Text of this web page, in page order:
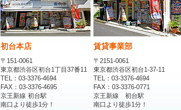
初台本店
〒151-0061
東京都渋谷区初台1丁目37番11
TEL：03-3376-4694
FAX：03-3376-4695
京王新線 初台駅
南口より徒歩1分！
賃貸事業部
〒2151-0061
東京都渋谷区初台1-37-11
TEL：03-3376-4694
FAX：03-3376-0771
京王新線 初台駅
南口より徒歩1分！